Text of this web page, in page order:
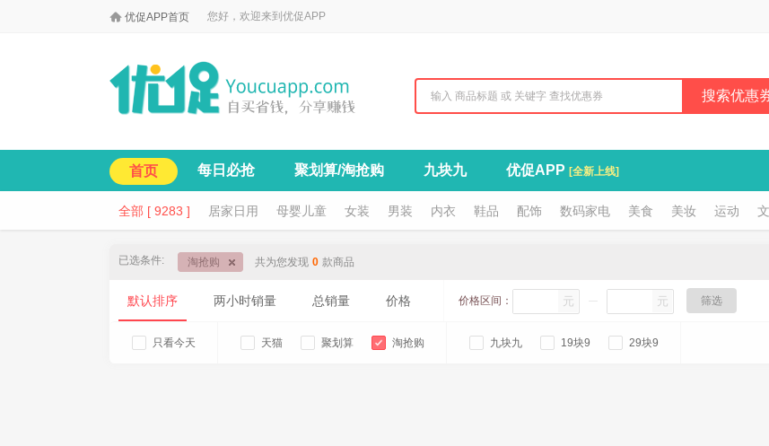
 优促APP首页 您好，欢迎来到优促APP
搜索优惠
首页 每日必抢 聚划算/淘抢购 九块九 优促APP [全新上线]
全部 [ 9283 ] 居家日用 母婴儿童 女装 男装 内衣 鞋品 配饰 数码家电 美食 美妆 运动
已选条件: 淘抢购 共为您发现 0 款商品
默认排序 两小时销量 总销量 价格 价格区间： 元 元 筛选
只看今天 天猫 聚划算 淘抢购 九块九 19块9 29块9